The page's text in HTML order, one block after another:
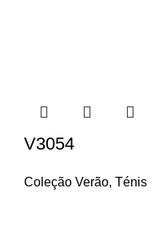
V3054
Coleção Verão, Ténis